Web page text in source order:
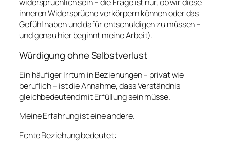
inneren Widersprüche verkörpern können oder das
Gefühl haben und dafür entschuldigen zu müssen –
und genau hier beginnt meine Arbeit).
Würdigung ohne Selbstverlust
Ein häufiger Irrtum in Beziehungen – privat wie
beruflich – ist die Annahme, dass Verständnis
gleichbedeutend mit Erfüllung sein müsse.
Meine Erfahrung ist eine andere.
Echte Beziehung bedeutet: